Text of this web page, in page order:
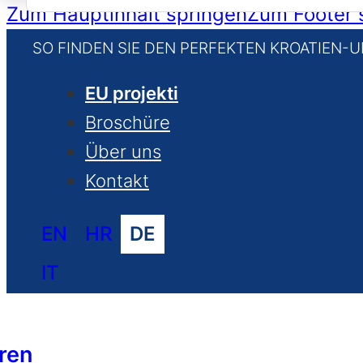
Zum Hauptinhalt springenZum Footer
SO FINDEN SIE DEN PERFEKTEN KROATIEN-
EU projekti
Broschüre
Über uns
Kontakt
EN HR
DE
IT
for: